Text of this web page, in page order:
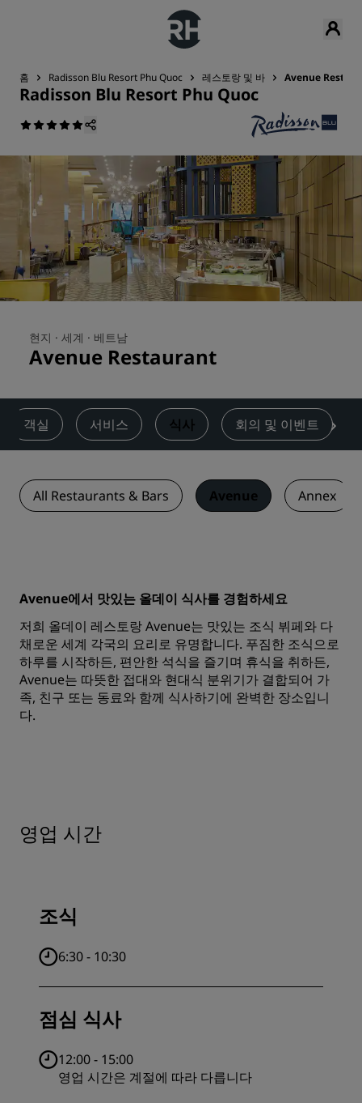
홈 Radisson Blu Resort Phu Quoc 레스토랑 및 바 Avenue
Radisson Blu Resort Phu Quoc
현지 · 세계 · 베트남
Avenue Restaurant
객실 서비스 식사 회의 및 이벤트
All Restaurants & Bars Avenue Annex
Avenue에서 맛있는 올데이 식사를 경험하세요
저희 올데이 레스토랑 Avenue는 맛있는 조식 뷔페와 다
채로운 세계 각국의 요리로 유명합니다. 푸짐한 조식으로
하루를 시작하든, 편안한 석식을 즐기며 휴식을 취하든,
Avenue는 따뜻한 접대와 현대식 분위기가 결합되어 가
족, 친구 또는 동료와 함께 식사하기에 완벽한 장소입니
다.
영업 시간
조식
6:30 - 10:30
점심 식사
12:00 - 15:00
영업 시간은 계절에 따라 다릅니다